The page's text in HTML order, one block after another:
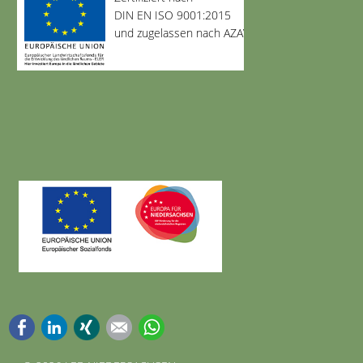
DIN EN ISO 9001:2015
und zugelassen nach AZAV
FacebookLinkedInXing E-mail